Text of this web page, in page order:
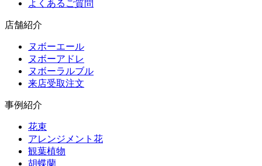
よくあるご質問
店舗紹介
ヌボーエール
ヌボーアドレ
ヌボーラルブル
来店受取注文
事例紹介
花束
アレンジメント花
観葉植物
胡蝶蘭